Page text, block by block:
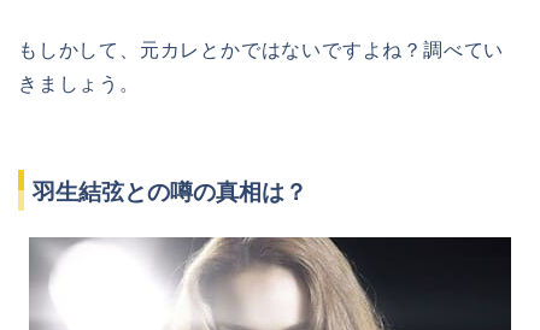
もしかして、元カレとかではないですよね？調べてい
きましょう。
羽生結弦との噂の真相は？